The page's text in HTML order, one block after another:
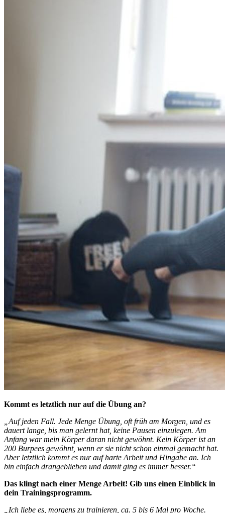
Kommt es letztlich nur auf die Übung an?
„Auf jeden Fall. Jede Menge Übung, oft früh am Morgen, und es
dauert lange, bis man gelernt hat, keine Pausen einzulegen. Am
Anfang war mein Körper daran nicht gewöhnt. Kein Körper ist an
200 Burpees gewöhnt, wenn er sie nicht schon einmal gemacht hat.
Aber letztlich kommt es nur auf harte Arbeit und Hingabe an. Ich
bin einfach drangeblieben und damit ging es immer besser.“
Das klingt nach einer Menge Arbeit! Gib uns einen Einblick in
dein Trainingsprogramm.
„Ich liebe es, morgens zu trainieren, ca. 5 bis 6 Mal pro Woche.